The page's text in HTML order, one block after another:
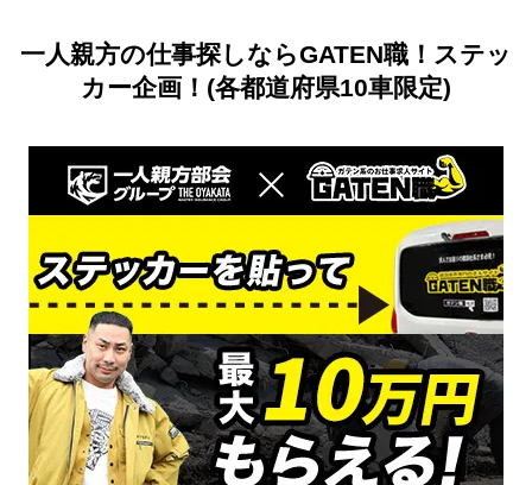
一人親方の仕事探しならGATEN職！ステッ
カー企画！(各都道府県10車限定)